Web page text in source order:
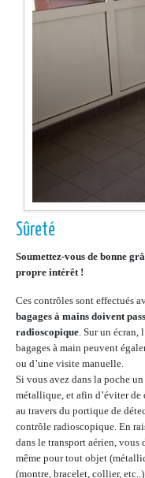
Sûreté
Soumettez-vous de bonne
propre intérêt !
Ces contrôles sont effectués
bagages à mains doivent
radioscopique. Sur un écran,
bagages à main peuvent
ou d’une visite manuelle.
Si vous avez dans la poche
métallique, et afin d’éviter de
au travers du portique de
contrôle radioscopique. En
dans le transport aérien, vous
même pour tout objet
(montre, bracelet, collier,